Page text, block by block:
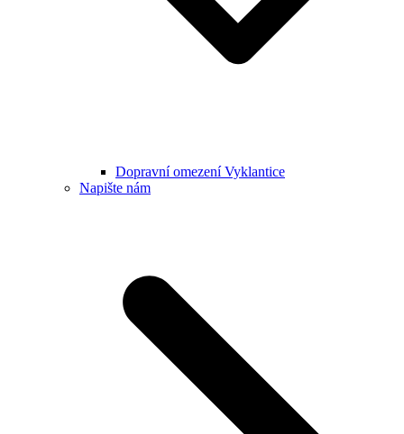
Dopravní omezení Vyklantice
Napište nám